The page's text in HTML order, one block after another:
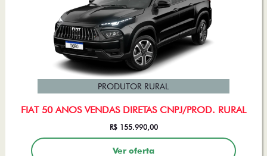
FIAT 50 ANOS VENDAS DIRETAS CNPJ/PROD. RURAL
PRODUTOR RURAL
R$ 155.990,00
Ver oferta